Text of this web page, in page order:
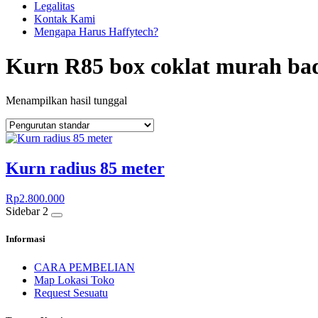
Legalitas
Kontak Kami
Mengapa Harus Haffytech?
Kurn R85 box coklat murah
Menampilkan hasil tunggal
Kurn radius 85 meter
Rp2.800.000
Sidebar 2
Informasi
CARA PEMBELIAN
Map Lokasi Toko
Request Sesuatu